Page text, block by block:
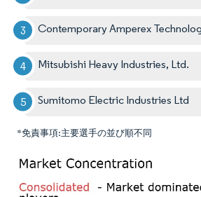
Contemporary Amperex
Mitsubishi Heavy Industries, Ltd.
Sumitomo Electric Industries Ltd
*免責事項:主要選手の並び順不同